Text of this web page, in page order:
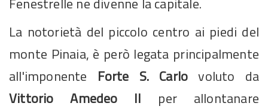
La notorietà del piccolo centro ai piedi del
monte Pinaia, è però legata principalmente
all'imponente Forte S. Carlo voluto da
Vittorio Amedeo II per allontanare